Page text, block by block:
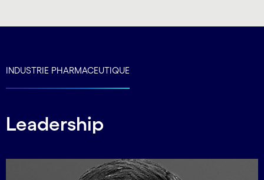
INDUSTRIE PHARMACEUTIQUE
Leadership